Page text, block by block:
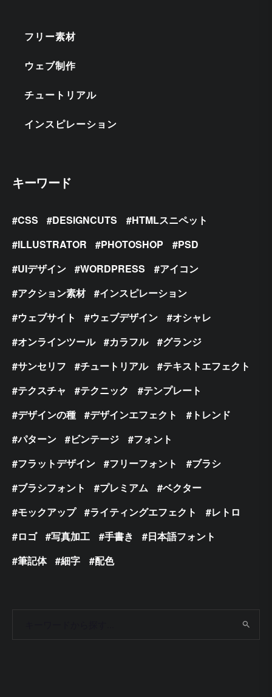
フリー素材
ウェブ制作
チュートリアル
インスピレーション
キーワード
CSS DESIGNCUTS
HTMLスニペット
ILLUSTRATOR
PHOTOSHOP
PSD
UIデザイン
WORDPRESS
アイコン
アクション素材
インスピレーション
ウェブサイト
ウェブデザイン
オシャレ
オンラインツール
カラフル
グランジ
サンセリフ
チュートリアル
テキストエフェクト
テクスチャ
テクニック
テンプレート
デザインの種
デザインエフェクト
トレンド
パターン
ビンテージ
フォント
フラットデザイン
フリーフォント
ブラシ
ブラシフォント
プレミアム
ベクター
モックアップ
ライティングエフェクト
レトロ
ロゴ
写真加工 手書き
日本語フォント
筆記体
細字 配色